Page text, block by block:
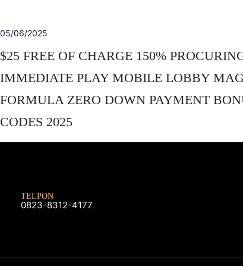
05/06/2025
$25 FREE OF CHARGE 150%
IMMEDIATE PLAY MOBILE LOBBY
FORMULA ZERO DOWN PAYMENT
CODES 2025
TELPON
0823-8312-4177